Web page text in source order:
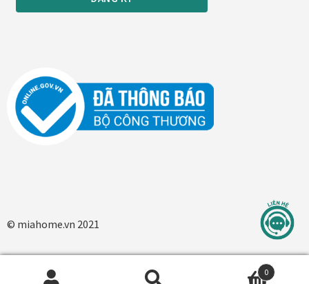
In tranh treo tường theo yêu cầu
In ảnh theo yêu cầu
In tranh canvas theo yêu cầu
Khung ảnh
Khung ảnh cưới
© miahome.vn 2021
0